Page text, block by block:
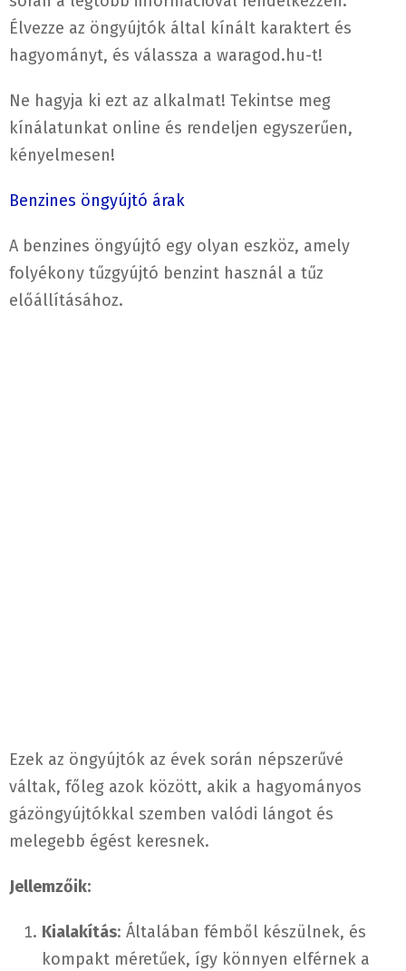
Élvezze az öngyújtók által kínált karaktert és
hagyományt, és válassza a waragod.hu-t!
Ne hagyja ki ezt az alkalmat! Tekintse meg
kínálatunkat online és rendeljen egyszerűen,
kényelmesen!
Benzines öngyújtó árak
A benzines öngyújtó egy olyan eszköz, amely
folyékony tűzgyújtó benzint használ a tűz
előállításához.
Ezek az öngyújtók az évek során népszerűvé
váltak, főleg azok között, akik a hagyományos
gázöngyújtókkal szemben valódi lángot és
melegebb égést keresnek.
Jellemzőik:
Kialakítás: Általában fémből készülnek, és
kompakt méretűek, így könnyen elférnek a